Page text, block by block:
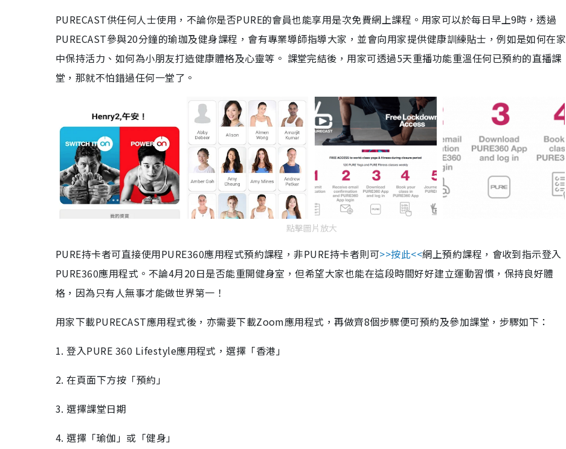
PURECAST供任何人士使用，不論你是否PURE的會員也能享用是次免費網上課程。用家可以於每日早上9時，透過
PURECAST參與20分鐘的瑜珈及健身課程，會有專業導師指導大家，並會向用家提供健康訓練貼士，例如是如何在家
中保持活力、如何為小朋友打造健康體格及心靈等。 課堂完結後，用家可透過5天重播功能重溫任何已預約的直播課
堂，那就不怕錯過任何一堂了。
點擊圖片放大
PURE持卡者可直接使用PURE360應用程式預約課程，非PURE持卡者則可>>按此<<網上預約課程，會收到指示登入
PURE360應用程式。不論4月20日是否能重開健身室，但希望大家也能在這段時間好好建立運動習慣，保持良好體
格，因為只有人無事才能做世界第一！
用家下載PURECAST應用程式後，亦需要下載Zoom應用程式，再做齊8個步驟便可預約及參加課堂，步驟如下：
1. 登入PURE 360 Lifestyle應用程式，選擇「香港」
2. 在頁面下方按「預約」
3. 選擇課堂日期
4. 選擇「瑜伽」或「健身」